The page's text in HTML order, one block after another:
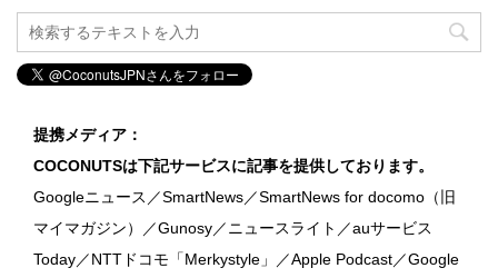
提携メディア：
COCONUTSは下記サービスに記事を提供しております。
Googleニュース／SmartNews／SmartNews for docomo（旧
マイマガジン）／Gunosy／ニュースライト／auサービス
Today／NTTドコモ「Merkystyle」／Apple Podcast／Google